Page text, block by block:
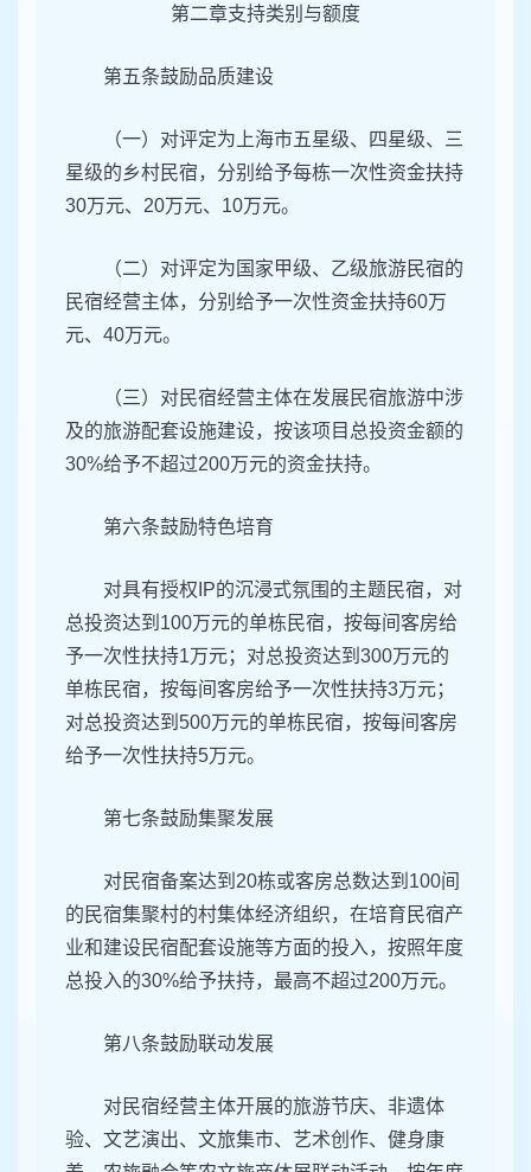
第二章支持类别与额度
第五条鼓励品质建设
（一）对评定为上海市五星级、四星级、三
星级的乡村民宿，分别给予每栋一次性资金扶持
30万元、20万元、10万元。
（二）对评定为国家甲级、乙级旅游民宿的
民宿经营主体，分别给予一次性资金扶持60万
元、40万元。
（三）对民宿经营主体在发展民宿旅游中涉
及的旅游配套设施建设，按该项目总投资金额的
30%给予不超过200万元的资金扶持。
第六条鼓励特色培育
对具有授权IP的沉浸式氛围的主题民宿，对
总投资达到100万元的单栋民宿，按每间客房给
予一次性扶持1万元；对总投资达到300万元的
单栋民宿，按每间客房给予一次性扶持3万元；
对总投资达到500万元的单栋民宿，按每间客房
给予一次性扶持5万元。
第七条鼓励集聚发展
对民宿备案达到20栋或客房总数达到100间
的民宿集聚村的村集体经济组织，在培育民宿产
业和建设民宿配套设施等方面的投入，按照年度
总投入的30%给予扶持，最高不超过200万元。
第八条鼓励联动发展
对民宿经营主体开展的旅游节庆、非遗体
验、文艺演出、文旅集市、艺术创作、健身康